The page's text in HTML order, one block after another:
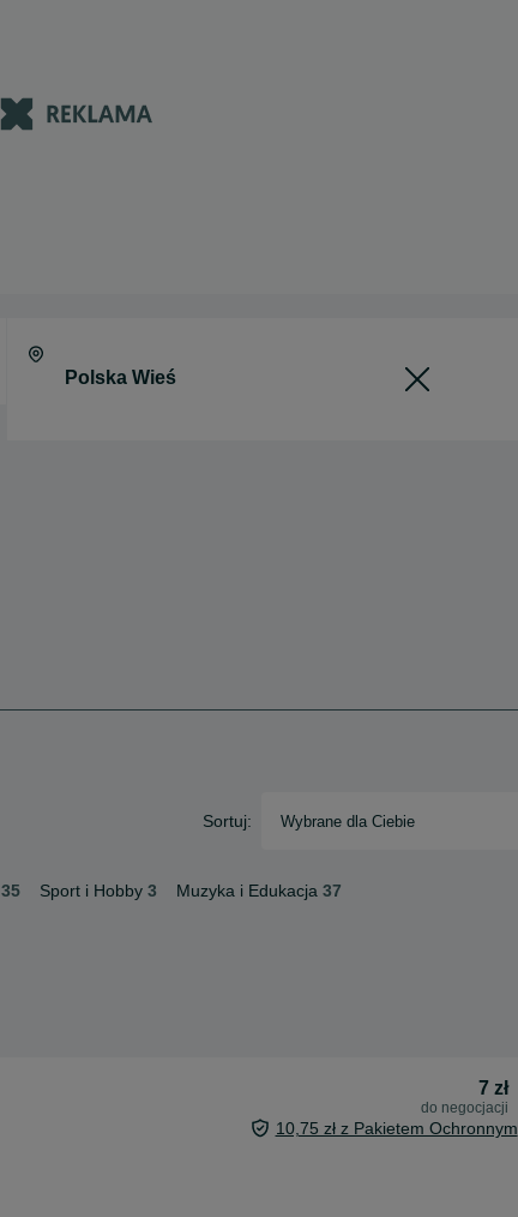
Sortuj: Wybrane dla Ciebie
35 Sport i Hobby 3 Muzyka i Edukacja 37
7 zł
do negocjacji
10,75 zł z Pakietem Ochronnym